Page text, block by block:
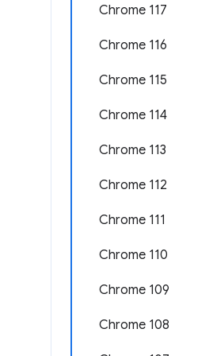
Chrome 117
Chrome 116
Chrome 115
Chrome 114
Chrome 113
Chrome 112
Chrome 111
Chrome 110
Chrome 109
Chrome 108